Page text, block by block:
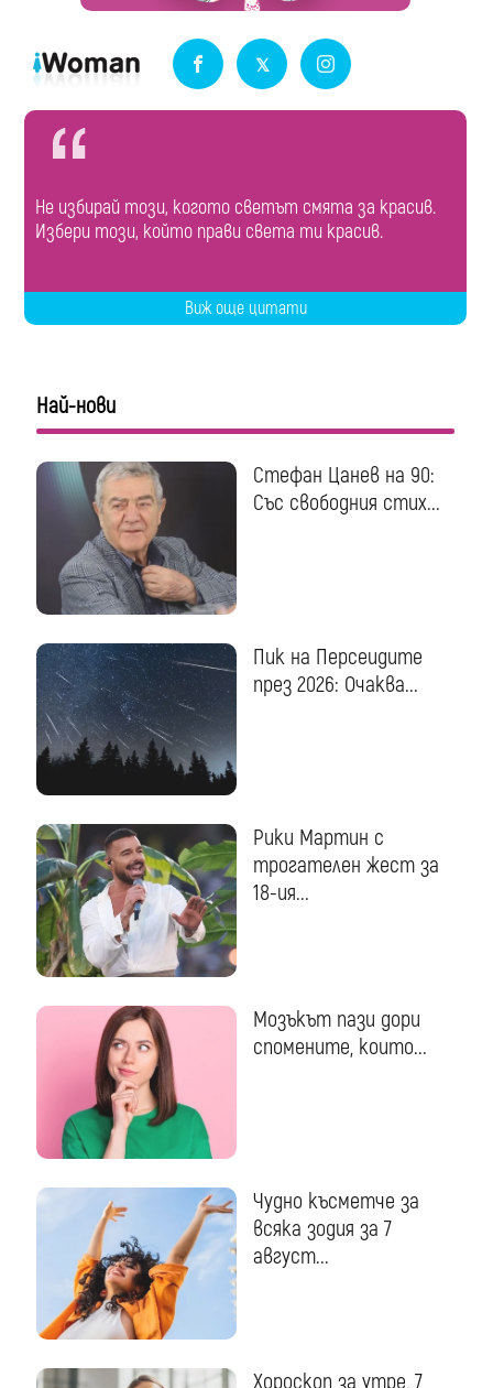
Не избирай този, когото светът смята за красив.
Избери този, който прави света ти красив.
Виж още цитати
Най-нови
Стефан Цанев на 90:
Със свободния стих...
Пик на Персеидите
през 2026: Очаква...
Рики Мартин с
трогателен жест за
18-ия...
Мозъкът пази дори
спомените, които...
Чудно късметче за
всяка зодия за 7
август...
Хороскоп за утре, 7